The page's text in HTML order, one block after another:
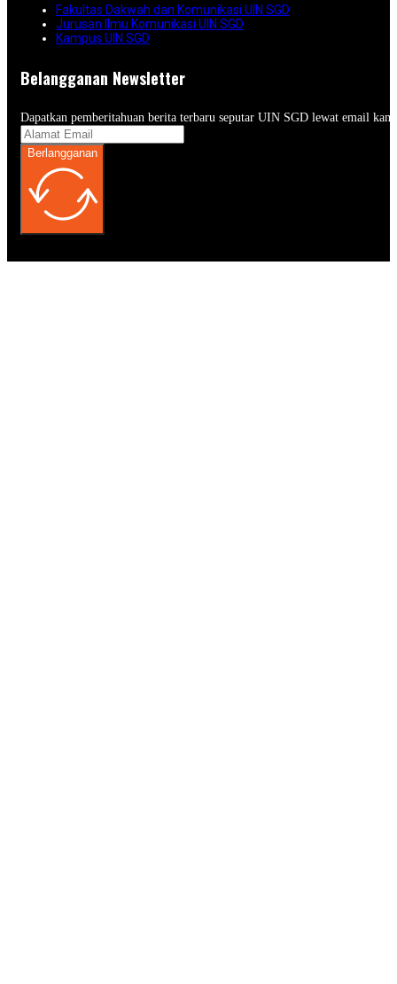
Fakultas Dakwah dan Komunikasi UIN SGD
Jurusan Ilmu Komunikasi UIN SGD
Kampus UIN SGD
Belangganan Newsletter
Dapatkan pemberitahuan berita terbaru seputar UIN SGD lewat email
Berlangganan